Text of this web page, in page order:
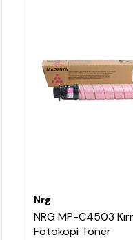
Nrg
NRG MP-C4503
Fotokopi Toner